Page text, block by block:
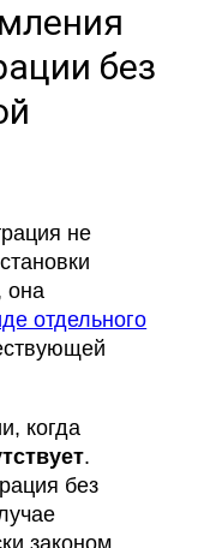
без
не
она
отдельного
когда
.
без
законом